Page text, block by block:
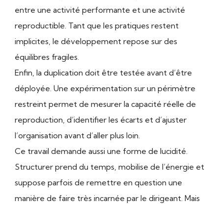
entre une activité performante et une activité
reproductible. Tant que les pratiques restent
implicites, le développement repose sur des
équilibres fragiles.
Enfin, la duplication doit être testée avant d’être
déployée. Une expérimentation sur un périmètre
restreint permet de mesurer la capacité réelle de
reproduction, d’identifier les écarts et d’ajuster
l’organisation avant d’aller plus loin.
Ce travail demande aussi une forme de lucidité.
Structurer prend du temps, mobilise de l’énergie et
suppose parfois de remettre en question une
manière de faire très incarnée par le dirigeant. Mais